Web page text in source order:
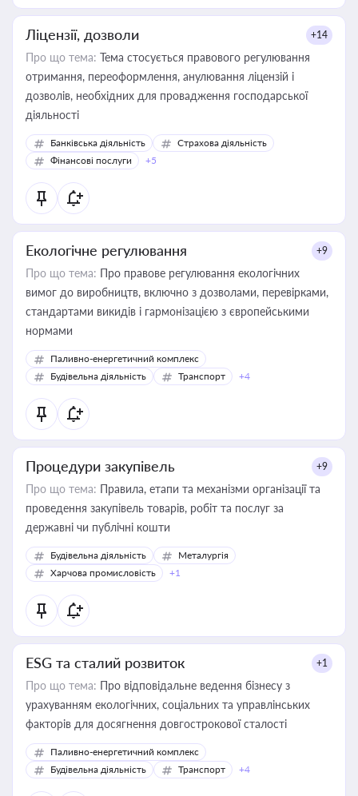
Ліцензії, дозволи +14
Про що тема: Тема стосується правового регулювання
отримання, переоформлення, анулювання ліцензій і
дозволів, необхідних для провадження господарської
діяльності
Банківська діяльність
Страхова діяльність
Фінансові послуги
+5
Екологічне регулювання +9
Про що тема: Про правове регулювання екологічних
вимог до виробництв, включно з дозволами, перевірками,
стандартами викидів і гармонізацією з європейськими
нормами
Паливно-енергетичний комплекс
Будівельна діяльність
Транспорт +4
Процедури закупівель +9
Про що тема: Правила, етапи та механізми організації та
проведення закупівель товарів, робіт та послуг за
державні чи публічні кошти
Будівельна діяльність
Металургія
Харчова промисловість
+1
ESG та сталий розвиток +1
Про що тема: Про відповідальне ведення бізнесу з
урахуванням екологічних, соціальних та управлінських
факторів для досягнення довгострокової сталості
Паливно-енергетичний комплекс
Будівельна діяльність
Транспорт +4